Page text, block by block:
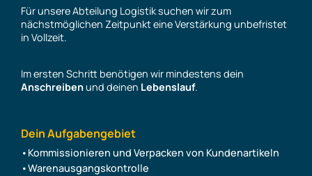
Für unsere Abteilung Logistik suchen wir zum
nächstmöglichen Zeitpunkt eine Verstärkung unbefristet
in Vollzeit.
Im ersten Schritt benötigen wir mindestens dein
Anschreibenund deinen Lebenslauf.
Dein Aufgabengebiet
Kommissionieren und Verpacken von Kundenartikeln
Warenausgangskontrolle